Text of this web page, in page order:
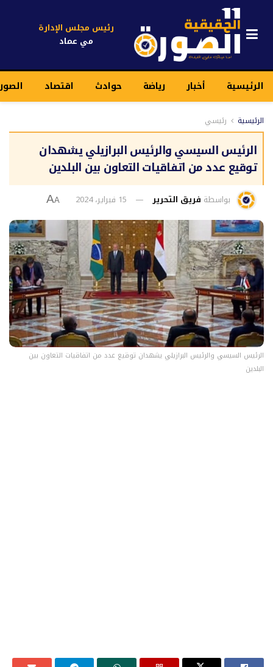
رئيس مجلس الإدارة
مي عماد
الرئيسية أخبار رياضة حوادث اقتصاد
الرئيسية رئيسي
الرئيس السيسي والرئيس البرازيلي يشهدان
توقيع عدد من اتفاقيات التعاون بين البلدين
بواسطة فريق التحرير 15 فبراير، 2024 A
A
الرئيس السيسي والرئيس البرازيلي يشهدان توقيع عدد من اتفاقيات التعاون بين
البلدين